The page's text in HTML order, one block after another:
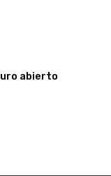
abierto